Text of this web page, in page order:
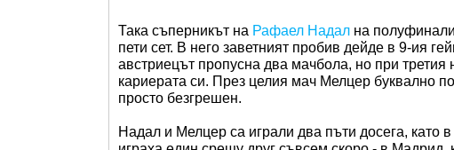
Така съперникът на Рафаел Надал на
пети сет. В него заветният пробив дейде в 9-ия
австриецът пропусна два мачбола, но при
кариерата си. През целия мач Мелцер буквално
просто безгрешен.
Надал и Мелцер са играли два пъти досега, като